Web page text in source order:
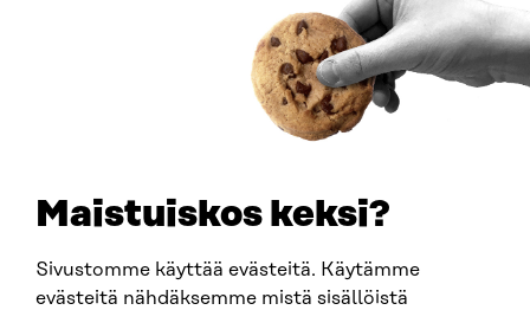
Maistuiskos keksi?
Sivustomme käyttää evästeitä. Käytämme
evästeitä nähdäksemme mistä sisällöistä
SITRA SOSIAALISESSA MEDIASSA